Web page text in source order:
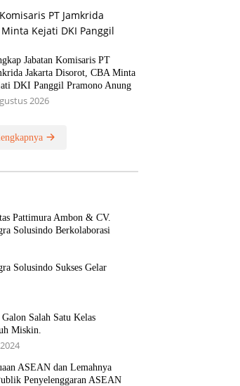
Jabatan Komisaris PT
Jakarta Disorot, CBA Minta
DKI Panggil Pramono Anung
2026
Pattimura Ambon & CV.
Solusindo Berkolaborasi
Solusindo Sukses Gelar
Salah Satu Kelas
Miskin.
ASEAN dan Lemahnya
Penyelenggaran ASEAN